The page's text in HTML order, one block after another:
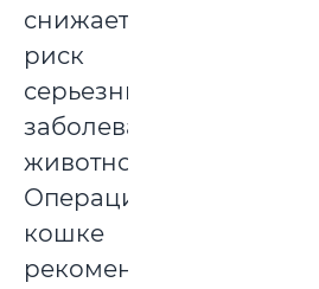
снижает
риск
серьезных
заболеваний
животного.
Операцию
кошке
рекомендуют